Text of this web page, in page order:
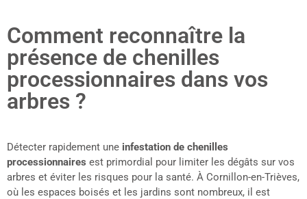
Comment reconnaître la
présence de chenilles
processionnaires dans vos
arbres ?
Détecter rapidement une infestation de chenilles
processionnaires est primordial pour limiter les dégâts sur vos
arbres et éviter les risques pour la santé. À Cornillon-en-Trièves,
où les espaces boisés et les jardins sont nombreux, il est